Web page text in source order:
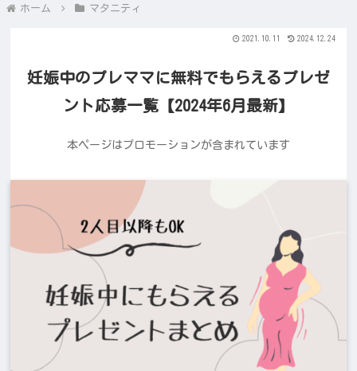
ホーム マタニティ
妊娠中のプレママに無料でもらえるプレゼ
ント応募一覧【2024年6月最新】
本ページはプロモーションが含まれています
2021.10.11 2024.12.24